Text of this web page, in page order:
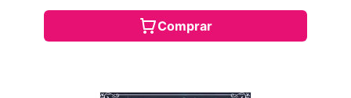
Comprar